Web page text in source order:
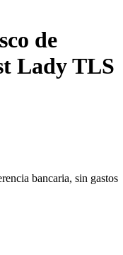
de
Lady TLS
bancaria, sin gastos